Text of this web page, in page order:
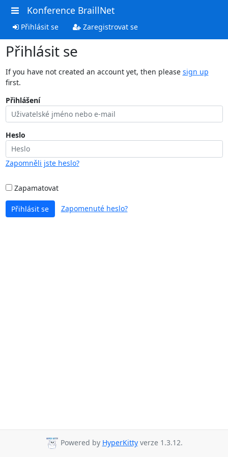
Konference BraillNet
Přihlásit se Zaregistrovat se
Přihlásit se
If you have not created an account yet, then please sign up
first.
Přihlášení
Heslo
Zapomněli jste heslo?
Zapamatovat
Přihlásit se Zapomenuté heslo?
Powered by HyperKittyverze 1.3.12.